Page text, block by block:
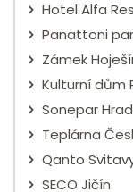
Hotel Alfa
Panattoni
Zámek
Kulturní dům
Sonepar
Teplárna
Qanto
SECO Jičín